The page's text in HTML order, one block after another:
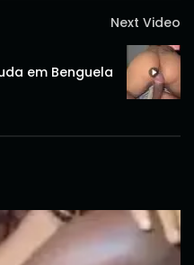
Next Video
em Benguela